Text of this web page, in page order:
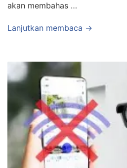
akan membahas …
Lanjutkan membaca →